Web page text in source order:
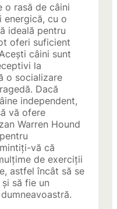
o rasă de câini
energică, cu o
ideală pentru
oferi suficient
câini sunt
la
o socializare
Dacă
independent,
vă ofere
Warren Hound
vă că
de exerciții
astfel încât să se
să fie un